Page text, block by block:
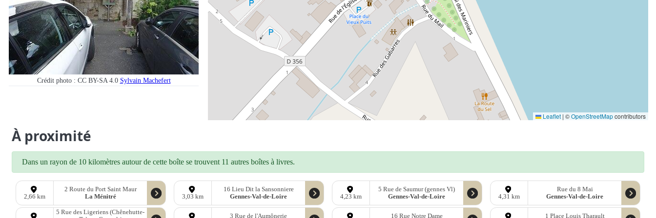
Crédit photo : CC BY-SA 4.0 Sylvain Machefert
Leaflet | ©OpenStreetMapcontributors
À proximité
Dans un rayon de 10 kilomètres autour de cette boîte se trouvent 11 autres boîtes à livres.
2,66 km
2 Route du Port Saint Maur
La Ménitré
3,03 km
16 Lieu Dit la Sansonniere
Gennes-Val-de-Loire
4,23 km
5 Rue de Saumur (gennes Vl)
Gennes-Val-de-Loire
4,31 km
Rue du 8 Mai
Gennes-Val-de-Loire
5 Rue des Ligeriens (Chênehutte-
3 Rue de l'Aumônerie 16 Rue Notre Dame 1 Place Louis Tharault